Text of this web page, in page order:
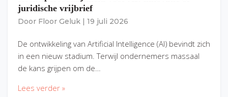
juridische vrijbrief
Door Floor Geluk 19 juli 2026
De ontwikkeling van Artificial Intelligence (AI) bevindt zich
in een nieuw stadium. Terwijl ondernemers massaal
de kans grijpen om de…
Lees verder »